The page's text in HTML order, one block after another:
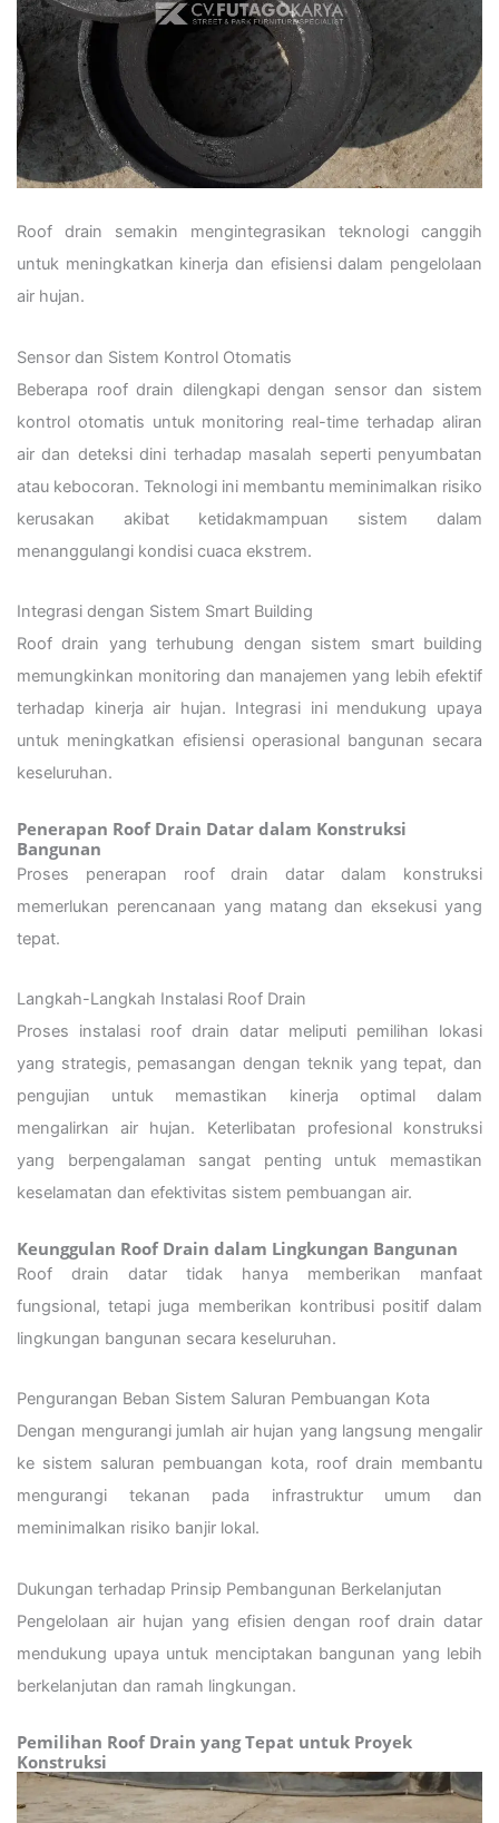
Roof drain semakin mengintegrasikan teknologi canggih
untuk meningkatkan kinerja dan efisiensi dalam pengelolaan
air hujan.
Sensor dan Sistem Kontrol Otomatis
Beberapa roof drain dilengkapi dengan sensor dan sistem
kontrol otomatis untuk monitoring real-time terhadap aliran
air dan deteksi dini terhadap masalah seperti penyumbatan
atau kebocoran. Teknologi ini membantu meminimalkan risiko
kerusakan akibat ketidakmampuan sistem dalam
menanggulangi kondisi cuaca ekstrem.
Integrasi dengan Sistem Smart Building
Roof drain yang terhubung dengan sistem smart building
memungkinkan monitoring dan manajemen yang lebih efektif
terhadap kinerja air hujan. Integrasi ini mendukung upaya
untuk meningkatkan efisiensi operasional bangunan secara
keseluruhan.
Penerapan Roof Drain Datar dalam Konstruksi
Bangunan
Proses penerapan roof drain datar dalam konstruksi
memerlukan perencanaan yang matang dan eksekusi yang
tepat.
Langkah-Langkah Instalasi Roof Drain
Proses instalasi roof drain datar meliputi pemilihan lokasi
yang strategis, pemasangan dengan teknik yang tepat, dan
pengujian untuk memastikan kinerja optimal dalam
mengalirkan air hujan. Keterlibatan profesional konstruksi
yang berpengalaman sangat penting untuk memastikan
keselamatan dan efektivitas sistem pembuangan air.
Keunggulan Roof Drain dalam Lingkungan Bangunan
Roof drain datar tidak hanya memberikan manfaat
fungsional, tetapi juga memberikan kontribusi positif dalam
lingkungan bangunan secara keseluruhan.
Pengurangan Beban Sistem Saluran Pembuangan Kota
Dengan mengurangi jumlah air hujan yang langsung mengalir
ke sistem saluran pembuangan kota, roof drain membantu
mengurangi tekanan pada infrastruktur umum dan
meminimalkan risiko banjir lokal.
Dukungan terhadap Prinsip Pembangunan Berkelanjutan
Pengelolaan air hujan yang efisien dengan roof drain datar
mendukung upaya untuk menciptakan bangunan yang lebih
berkelanjutan dan ramah lingkungan.
Pemilihan Roof Drain yang Tepat untuk Proyek
Konstruksi